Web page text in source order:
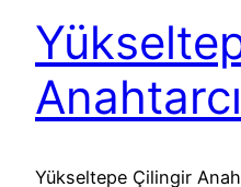
Anahtarcı
Yükseltepe Çilingir